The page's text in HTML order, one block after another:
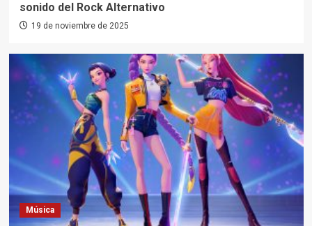
sonido del Rock Alternativo
19 de noviembre de 2025
Música